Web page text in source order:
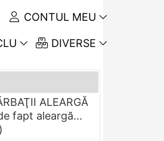
CONTUL MEU
DIVERSE
ALEARGĂ
fapt aleargă...